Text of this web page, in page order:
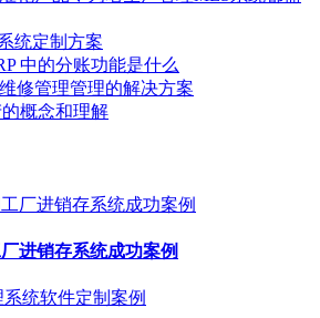
统定制方案
中的分账功能是什么
修管理管理的解决方案
概念和理解
进销存系统成功案例